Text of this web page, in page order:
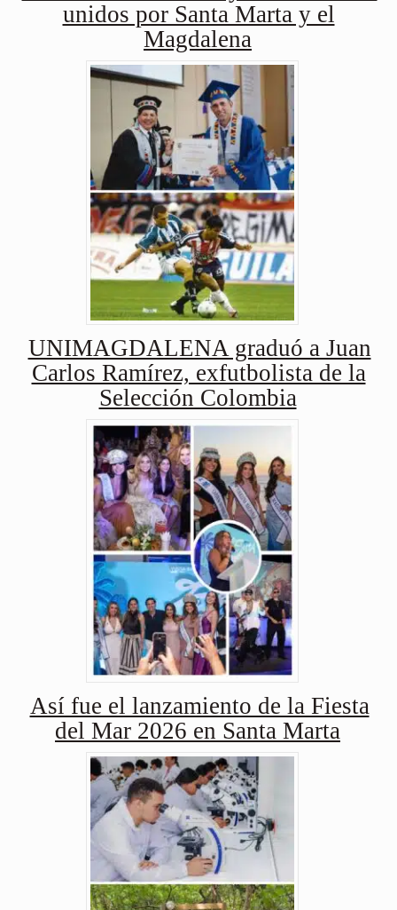
unidos por Santa Marta y el
Magdalena
UNIMAGDALENA graduó a Juan
Carlos Ramírez, exfutbolista de la
Selección Colombia
Así fue el lanzamiento de la Fiesta
del Mar 2026 en Santa Marta